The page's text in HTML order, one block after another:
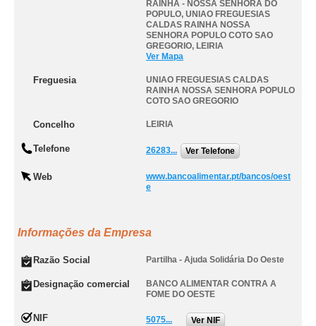
RAINHA - NOSSA SENHORA DO
POPULO, UNIAO FREGUESIAS
CALDAS RAINHA NOSSA
SENHORA POPULO COTO SAO
GREGORIO, LEIRIA
Ver Mapa
Freguesia
UNIAO FREGUESIAS CALDAS
RAINHA NOSSA SENHORA POPULO
COTO SAO GREGORIO
Concelho LEIRIA
Telefone 26283... Ver Telefone
Web
www.bancoalimentar.pt/bancos/oest
e
Informações da Empresa
Razão Social Partilha - Ajuda Solidária Do Oeste
Designação comercial
BANCO ALIMENTAR CONTRA A
FOME DO OESTE
NIF 5075... Ver NIF